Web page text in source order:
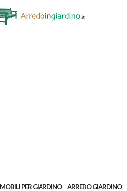
MOBILI PER GIARDINO ARREDO GIARDINO